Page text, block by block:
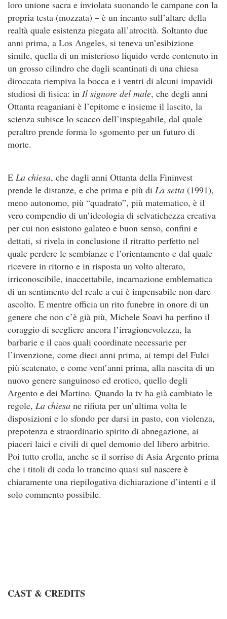
loro unione sacra e inviolata suonando le campane con la
propria testa (mozzata) – è un incanto sull’altare della
realtà quale esistenza piegata all’atrocità. Soltanto due
anni prima, a Los Angeles, si teneva un’esibizione
simile, quella di un misterioso liquido verde contenuto in
un grosso cilindro che dagli scantinati di una chiesa
diroccata riempiva la bocca e i ventri di alcuni impavidi
studiosi di fisica: in Il signore del male, che degli anni
Ottanta reaganiani è l’epitome e insieme il lascito, la
scienza subisce lo scacco dell’inspiegabile, dal quale
peraltro prende forma lo sgomento per un futuro di
morte.
E La chiesa, che dagli anni Ottanta della Fininvest
prende le distanze, e che prima e più di La setta (1991),
meno autonomo, più “quadrato”, più matematico, è il
vero compendio di un’ideologia di selvatichezza creativa
per cui non esistono galateo e buon senso, confini e
dettati, si rivela in conclusione il ritratto perfetto nel
quale perdere le sembianze e l’orientamento e dal quale
ricevere in ritorno e in risposta un volto alterato,
irriconoscibile, inaccettabile, incarnazione emblematica
di un sentimento del reale a cui è impensabile non dare
ascolto. E mentre officia un rito funebre in onore di un
genere che non c’è già più, Michele Soavi ha perfino il
coraggio di scegliere ancora l’irragionevolezza, la
barbarie e il caos quali coordinate necessarie per
l’invenzione, come dieci anni prima, ai tempi del Fulci
più scatenato, e come vent’anni prima, alla nascita di un
nuovo genere sanguinoso ed erotico, quello degli
Argento e dei Martino. Quando la tv ha già cambiato le
regole, La chiesa ne rifiuta per un’ultima volta le
disposizioni e lo sfondo per darsi in pasto, con violenza,
prepotenza e straordinario spirito di abnegazione, ai
piaceri laici e civili di quel demonio del libero arbitrio.
Poi tutto crolla, anche se il sorriso di Asia Argento prima
che i titoli di coda lo trancino quasi sul nascere è
chiaramente una riepilogativa dichiarazione d’intenti e il
solo commento possibile.
CAST & CREDITS